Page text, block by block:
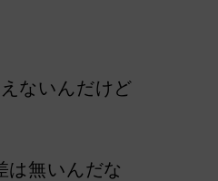
ないんだけど
は無いんだな